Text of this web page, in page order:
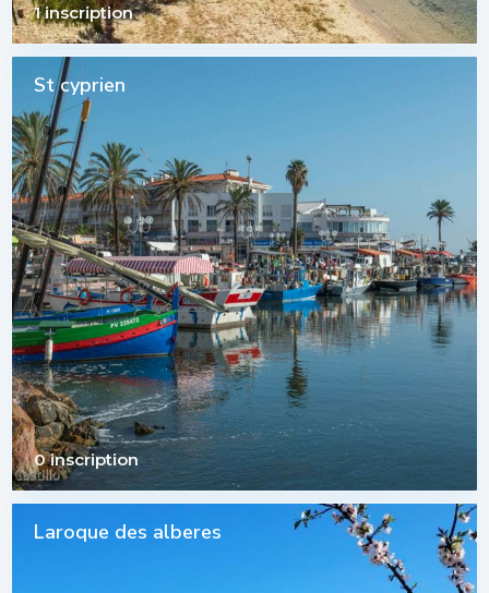
1 inscription
St cyprien
0 inscription
Laroque des alberes